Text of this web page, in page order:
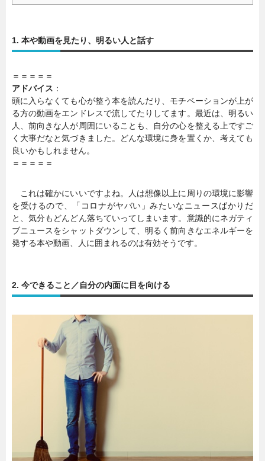
1. 本や動画を見たり、明るい人と話す
＝＝＝＝＝
アドバイス ：
頭に入らなくても心が整う本を読んだり、モチベーションが上が
る方の動画をエンドレスで流してたりしてます。最近は、明るい
人、前向きな人が周囲にいることも、自分の心を整える上ですご
く大事だなと気づきました。どんな環境に身を置くか、考えても
良いかもしれません。
＝＝＝＝＝
これは確かにいいですよね。人は想像以上に周りの環境に影響
を受けるので、「コロナがヤバい」みたいなニュースばかりだ
と、気分もどんどん落ちていってしまいます。意識的にネガティ
ブニュースをシャットダウンして、明るく前向きなエネルギーを
発する本や動画、人に囲まれるのは有効そうです。
2. 今できること／自分の内面に目を向ける